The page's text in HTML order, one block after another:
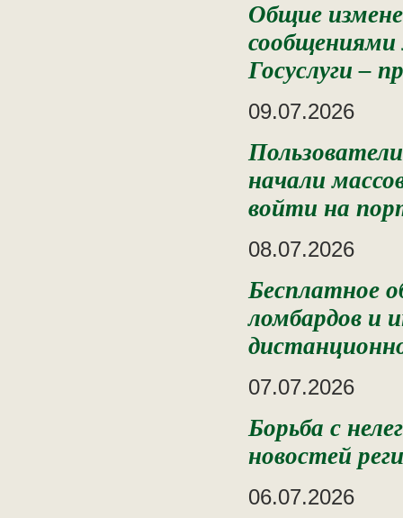
Общие
сообщениями
Госуслуги –
09.07.2026
начали
войти на
08.07.2026
Бесплатное
ломбардов и
07.07.2026
Борьба с
новостей
06.07.2026